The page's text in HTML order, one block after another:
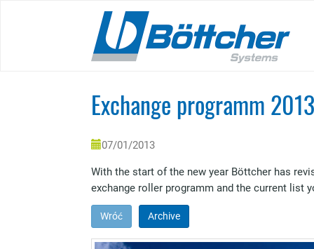
Exchange programm 2013
07/01/2013
With the start of the new year Böttcher has
exchange roller programm and the current list
Wróć Archive